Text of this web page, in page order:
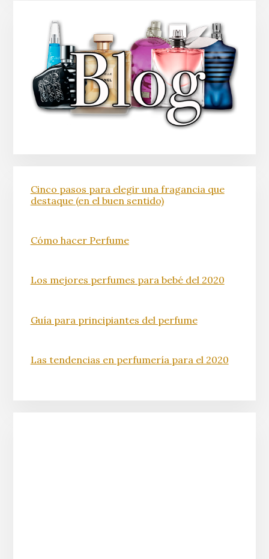
Cinco pasos para elegir una fragancia que
destaque (en el buen sentido)
Cómo hacer Perfume
Los mejores perfumes para bebé del 2020
Guía para principiantes del perfume
Las tendencias en perfumería para el 2020